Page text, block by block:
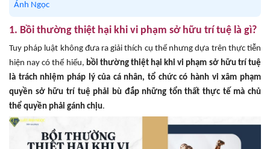
Ánh Ngọc
1. Bồi thường thiệt hại khi vi phạm sở hữu trí tuệ là gì?
Tuy pháp luật không đưa ra giải thích cụ thể nhưng dựa trên thực tiễn
hiện nay có thể hiểu, bồi thường thiệt hại khi vi phạm sở hữu trí tuệ
là trách nhiệm pháp lý của cá nhân, tổ chức có hành vi xâm phạm
quyền sở hữu trí tuệ phải bù đắp những tổn thất thực tế mà chủ
thể quyền phải gánh chịu.